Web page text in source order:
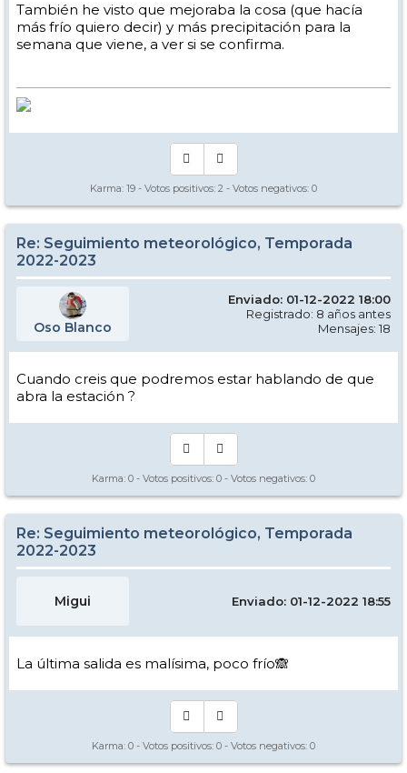
También he visto que mejoraba la cosa (que hacía
más frío quiero decir) y más precipitación para la
semana que viene, a ver si se confirma.
Karma: 19 - Votos positivos: 2 - Votos negativos: 0
Re: Seguimiento meteorológico, Temporada
2022-2023
Oso Blanco
Enviado: 01-12-2022 18:00
Registrado: 8 años antes
Mensajes: 18
Cuando creis que podremos estar hablando de que
abra la estación ?
Karma: 0 - Votos positivos: 0 - Votos negativos: 0
Re: Seguimiento meteorológico, Temporada
2022-2023
Migui Enviado: 01-12-2022 18:55
La última salida es malísima, poco frío🙈
Karma: 0 - Votos positivos: 0 - Votos negativos: 0